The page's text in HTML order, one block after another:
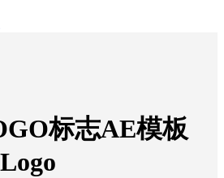
标志AE模板